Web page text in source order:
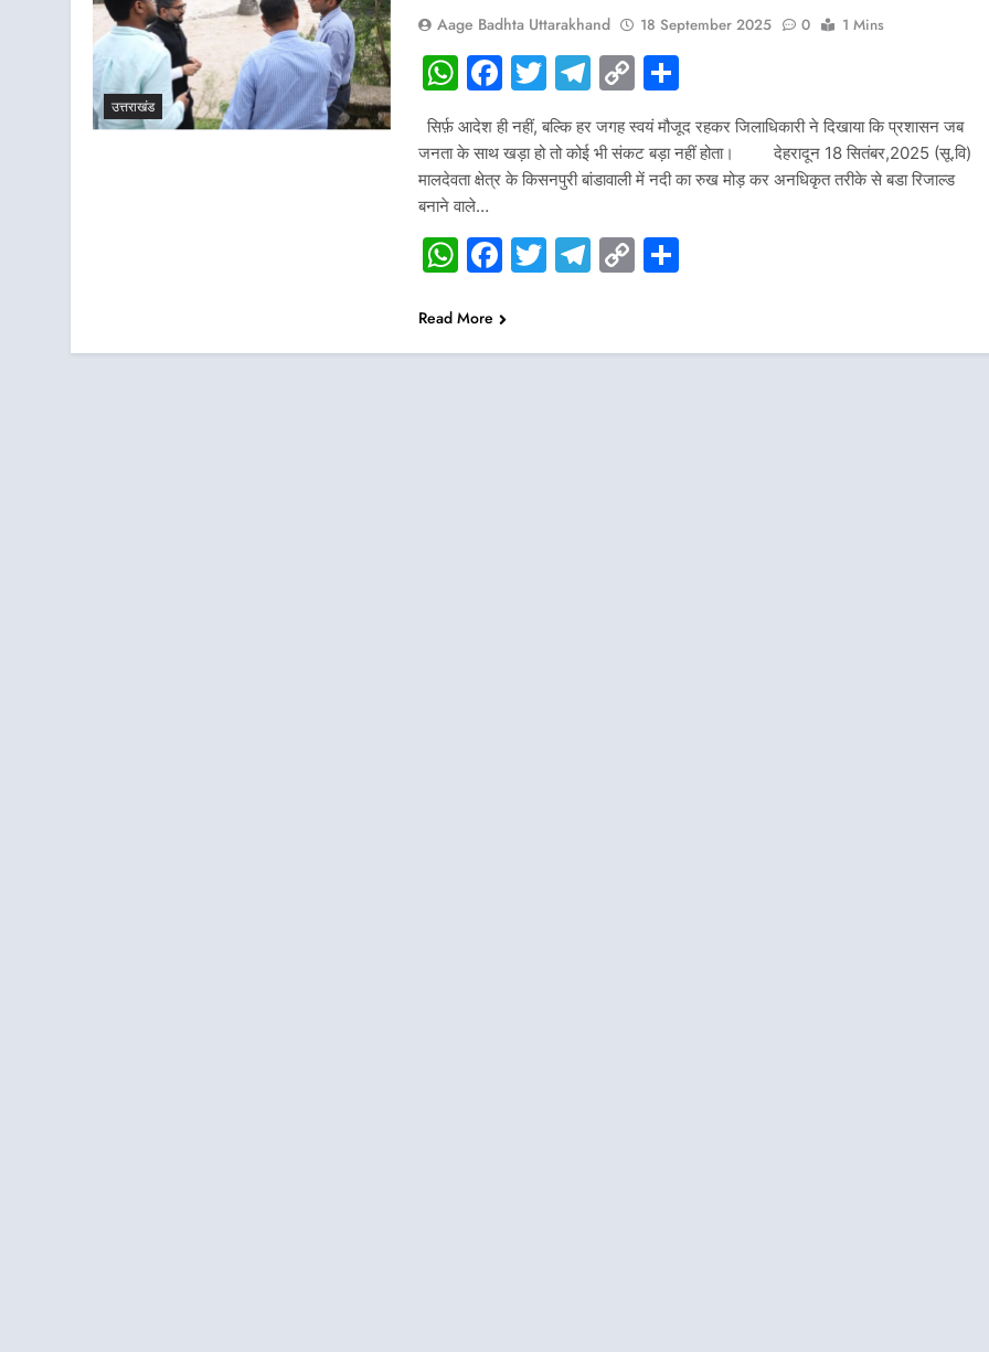
उत्तराखंड
Aage Badhta Uttarakhand 18 September 2025 0 1 Mins
WhatsApp
Facebook
Twitter
Telegram
Copy
Link
सिर्फ़ आदेश ही नहीं, बल्कि हर जगह स्वयं मौजूद रहकर जिलाधिकारी ने दिखाया कि प्रशासन जब
जनता के साथ खड़ा हो तो कोई भी संकट बड़ा नहीं होता। देहरादून 18 सितंबर,2025 (सू.वि)
मालदेवता क्षेत्र के किसनपुरी बांडावाली में नदी का रुख मोड़ कर अनधिकृत तरीके से बडा रिजाल्ड
बनाने वाले…
WhatsApp
Facebook
Twitter
Telegram
Copy
Read More